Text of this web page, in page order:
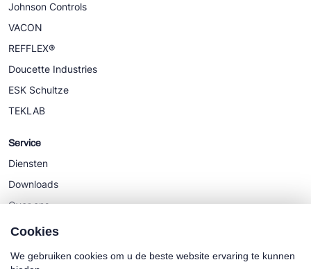
Johnson Controls
VACON
REFFLEX®
Doucette Industries
ESK Schultze
TEKLAB
Service
Diensten
Downloads
Over ons
Nieuws
Cookies
We gebruiken cookies om u de beste website ervaring te kunnen